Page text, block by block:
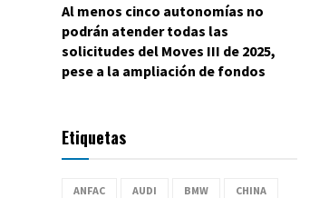
Al menos cinco autonomías no
podrán atender todas las
solicitudes del Moves III de 2025,
pese a la ampliación de fondos
Etiquetas
ANFAC AUDI BMW CHINA